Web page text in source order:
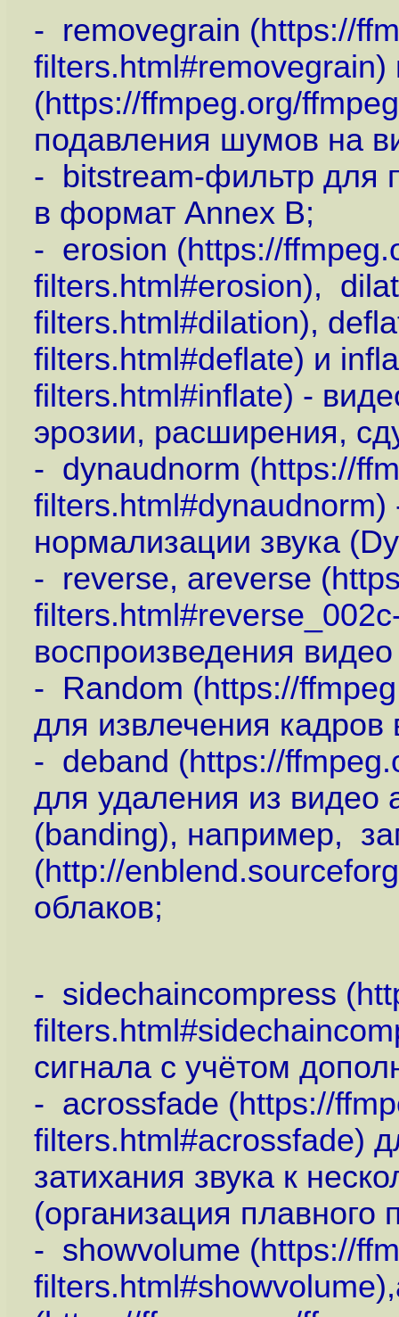
- removegrain (https://
filters.html#removegrain)
(https://ffmpeg.org/
подавления шумов на
- bitstream-фильтр для
в формат Annex B;
- erosion (https://
filters.html#erosion),
filters.html#dilation),
filters.html#deflate) и
filters.html#inflate) -
эрозии, расширения,
- dynaudnorm (https://
filters.html#dynaudnorm)
нормализации звука
- reverse, areverse (
воспроизведения видео
- Random (https://
для извлечения
- deband (https://
для удаления из видео
(banding), например,
(http://
облаков;
- sidechaincompress (
сигнала с учётом
- acrossfade (https://
filters.html#acrossfade)
затихания звука к
(организация плавного
- showvolume (https://
filters.html#showvolume